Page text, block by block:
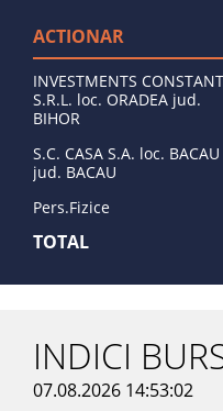
ACTIONAR
INVESTMENTS
S.R.L. loc. ORADEA jud.
BIHOR
S.C. CASA S.A. loc. BACAU
jud. BACAU
Pers.Fizice
TOTAL
INDICI
07.08.2026 14:53:02